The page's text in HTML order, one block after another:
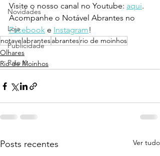
Novidades
Loja
Publicidade
Raio X
Visite o nosso canal no Youtube: aqui.
Acompanhe o Notável Abrantes no
Facebook e Instagram!
notavelabrantesabrantesrio de moinhos
Olhares
Rio de Moinhos
Posts recentes Ver tudo